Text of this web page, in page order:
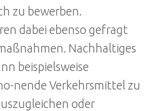
zu bewerben.
dabei ebenso gefragt
Nachhaltiges
beispielsweise
nende Verkehrsmittel zu
oder